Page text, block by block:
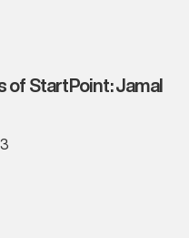
of StartPoint: Jamal